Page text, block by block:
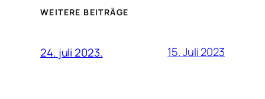
WEITERE BEITRÄGE
24. juli 2023. 15. Juli 2023